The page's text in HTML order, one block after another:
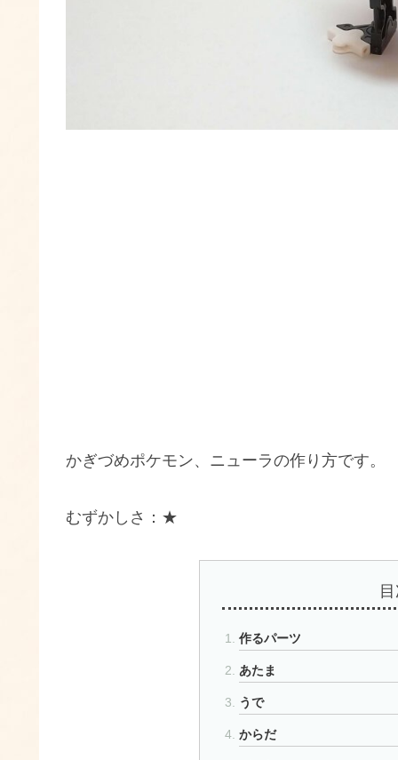
かぎづめポケモン、ニューラの作り方です。
むずかしさ：★
作るパーツ
あたま
うで
からだ